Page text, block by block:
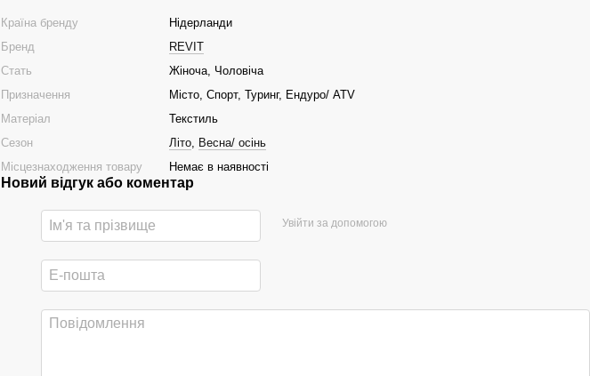
Країна бренду
Нідерланди
Бренд
REVIT
Стать
Жіноча, Чоловіча
Призначення
Місто, Спорт, Туринг, Ендуро/ ATV
Матеріал
Текстиль
Сезон
Літо, Весна/ осінь
Місцезнаходження товару
Немає в наявності
Новий відгук або коментар
Увійти за допомогою